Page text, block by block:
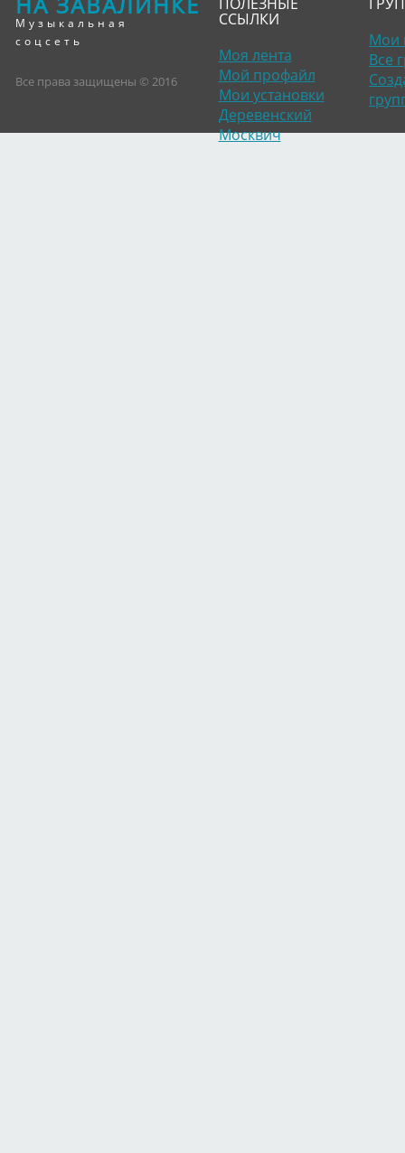
Музыкальная
соцсеть
Все права защищены © 2016
ССЫЛКИ
Моя лента
Мой профайл
Мои установки
Деревенский
Москвич
Мои
Все